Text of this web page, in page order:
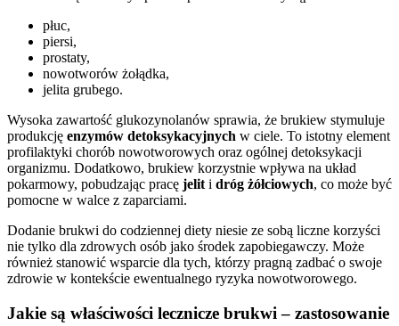
płuc,
piersi,
prostaty,
nowotworów żołądka,
jelita grubego.
Wysoka zawartość glukozynolanów sprawia, że brukiew stymuluje
produkcję enzymów detoksykacyjnych w ciele. To istotny element
profilaktyki chorób nowotworowych oraz ogólnej detoksykacji
organizmu. Dodatkowo, brukiew korzystnie wpływa na układ
pokarmowy, pobudzając pracę jelit i dróg żółciowych, co może być
pomocne w walce z zaparciami.
Dodanie brukwi do codziennej diety niesie ze sobą liczne korzyści
nie tylko dla zdrowych osób jako środek zapobiegawczy. Może
również stanowić wsparcie dla tych, którzy pragną zadbać o swoje
zdrowie w kontekście ewentualnego ryzyka nowotworowego.
Jakie są właściwości lecznicze brukwi – zastosowanie